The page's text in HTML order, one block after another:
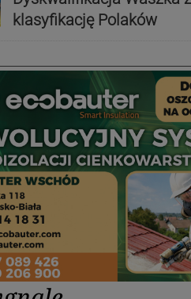
klasyfikację Polaków